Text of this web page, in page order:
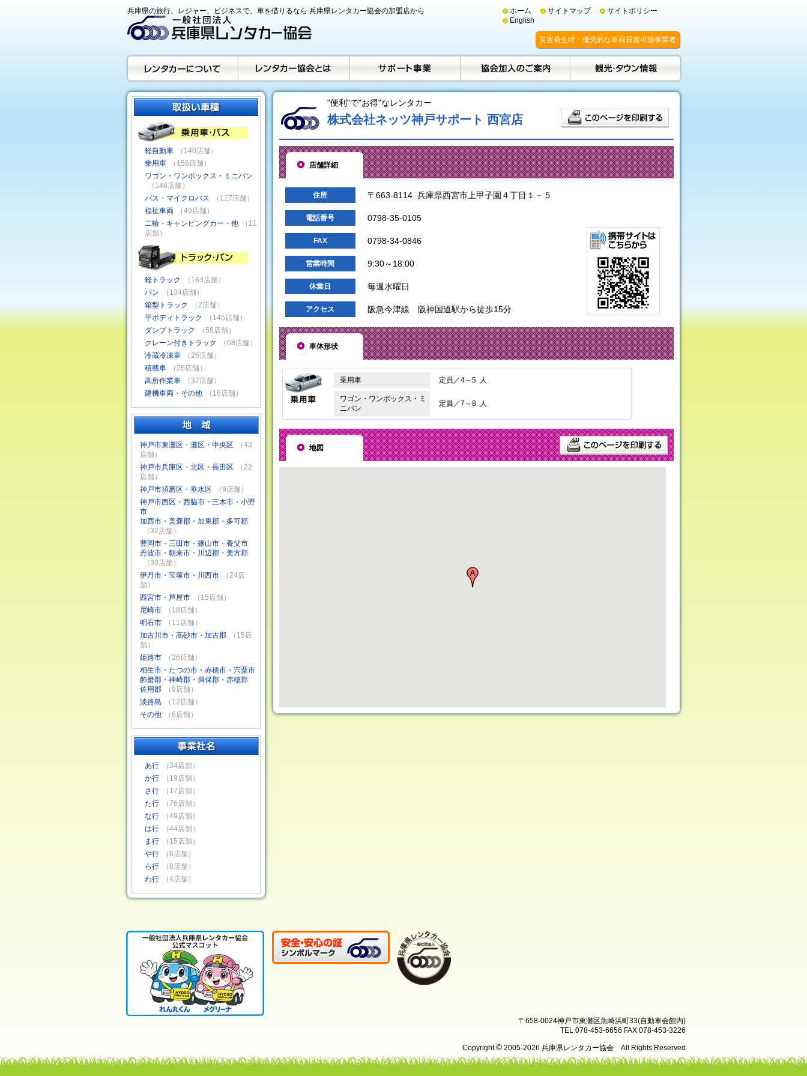
兵庫県の旅行、レジャー、ビジネスで、車を借りるなら 兵庫県レンタカー協会の加盟店から ホーム サイトマップ
サイトポリシー
English
災害発生時・優先的な車両貸渡可能事業者
"便利"で"お得"なレンタカー
株式会社ネッツ神戸サポート 西宮店
店舗詳細
住所 〒663-8114 兵庫県西宮市上甲子園４丁目１－５
電話番号 0798-35-0105
FAX 0798-34-0846
営業時間 9:30～18:00
休業日 毎週水曜日
アクセス 阪急今津線 阪神国道駅から徒歩15分
車体形状
乗用車 定員／4～5 人
ワゴン・ワンボックス・ミ
ニバン
定員／7～8 人
地図
軽自動車
（140店舗）
乗用車
（156店舗）
ワゴン・ワンボックス・ミニバン
（146店舗）
バス・マイクロバス
（117店舗）
福祉車両
（49店舗）
二輪・キャンピングカー・他
（11
店舗）
軽トラック
（163店舗）
バン
（134店舗）
箱型トラック
（2店舗）
平ボディトラック
（145店舗）
ダンプトラック
（58店舗）
クレーン付きトラック
（68店舗）
冷蔵冷凍車
（25店舗）
積載車
（26店舗）
高所作業車
（37店舗）
建機車両・その他
（16店舗）
神戸市東灘区・灘区・中央区
（43
店舗）
神戸市兵庫区・北区・長田区
（22
店舗）
神戸市須磨区・垂水区
（9店舗）
神戸市西区・西脇市・三木市・小野
市
加西市・美嚢郡・加東郡・多可郡
（32店舗）
豊岡市・三田市・篠山市・養父市
丹波市・朝来市・川辺郡・美方郡
（30店舗）
伊丹市・宝塚市・川西市
（24店
舗）
西宮市・芦屋市
（15店舗）
尼崎市
（18店舗）
明石市
（11店舗）
加古川市・高砂市・加古郡
（15店
舗）
姫路市
（26店舗）
相生市・たつの市・赤穂市・宍粟市
飾磨郡・神崎郡・揖保郡・赤穂郡
佐用郡
（9店舗）
淡路島
（12店舗）
その他
（6店舗）
あ行
（34店舗）
か行
（19店舗）
さ行
（17店舗）
た行
（76店舗）
な行
（49店舗）
は行
（44店舗）
ま行
（15店舗）
や行
（6店舗）
ら行
（8店舗）
わ行
（4店舗）
〒658-0024神戸市東灘区魚崎浜町33(自動車会館内)
TEL 078-453-6656 FAX 078-453-3226
Copyright© 2005-2026 兵庫県レンタカー協会 All Rights Reserved